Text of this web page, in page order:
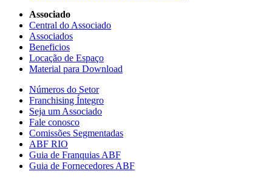
Associado
Central do Associado
Associados
Beneficios
Locação de Espaço
Material para Download
Números do Setor
Franchising Íntegro
Seja um Associado
Fale conosco
Comissões Segmentadas
ABF RIO
Guia de Franquias ABF
Guia de Fornecedores ABF